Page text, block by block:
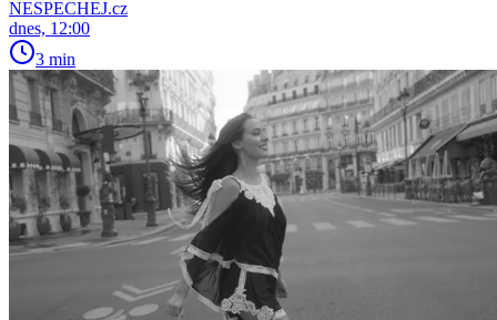
NESPECHEJ.cz
dnes, 12:00
3 min